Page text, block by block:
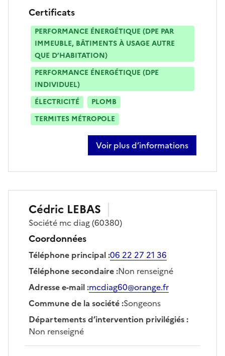
Certificats
PERFORMANCE ÉNERGÉTIQUE (DPE PAR
IMMEUBLE, BÂTIMENTS À USAGE AUTRE
QUE D’HABITATION)
PERFORMANCE ÉNERGÉTIQUE (DPE
INDIVIDUEL)
ÉLECTRICITÉ
PLOMB
TERMITES MÉTROPOLE
Voir plus d’informations
sur baptiste dufosse
Cédric LEBAS
Société mc diag(60380)
Coordonnées
Téléphone principal:06 22 27 21 36
Téléphone secondaire:Non renseigné
Adresse e-mail:mcdiag60@orange.fr
Commune de la société:Songeons
Départements d’intervention privilégiés:
Non renseigné